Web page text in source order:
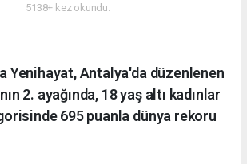
5138+ kez okundu.
Yenihayat, Antalya'da düzenlenen
2. ayağında, 18 yaş altı kadınlar
695 puanla dünya rekoru